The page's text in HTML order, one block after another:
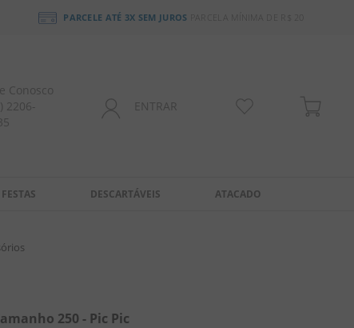
PARCELE ATÉ 3X SEM JUROS PARCELA MÍNIMA DE R$ 20
Conosco
2206-
ENTRAR
FESTAS DESCARTÁVEIS ATACADO
250 - Pic Pic